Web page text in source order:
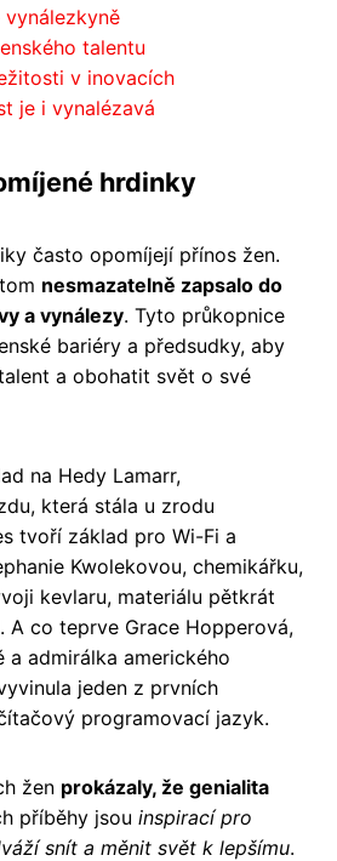
vynálezkyně
talentu
v inovacích
je i vynalézavá
hrdinky
často opomíjejí přínos žen.
nesmazatelně zapsalo do
a vynálezy. Tyto průkopnice
bariéry a předsudky, aby
a obohatit svět o své
na Hedy Lamarr,
která stála u zrodu
tvoří základ pro Wi-Fi a
Kwolekovou, chemikářku,
kevlaru, materiálu pětkrát
A co teprve Grace Hopperová,
admirálka amerického
jeden z prvních
programovací jazyk.
žen prokázaly, že genialita
příběhy jsou inspirací pro
snít a měnit svět k lepšímu.